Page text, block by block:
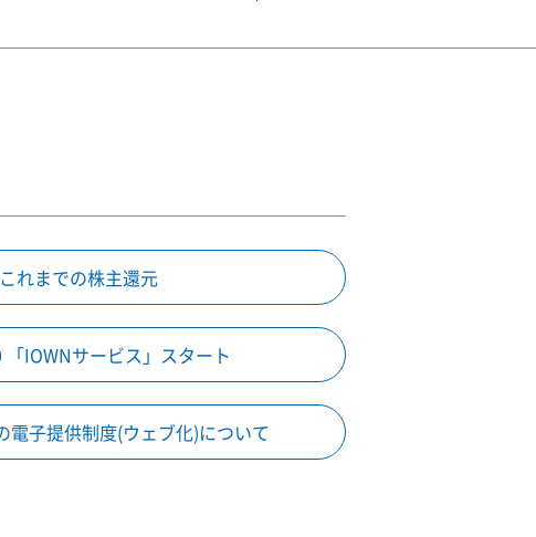
これまでの株主還元
「IOWNサービス」スタート
電子提供制度(ウェブ化)について